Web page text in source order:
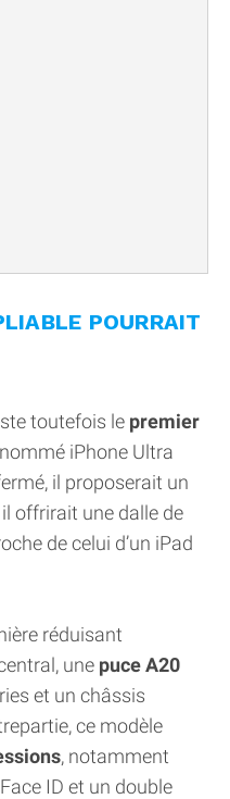
POURRAIT
toutefois le premier
iPhone Ultra
il proposerait un
offrirait une dalle de
de celui d’un iPad
réduisant
une puce A20
et un châssis
ce modèle
, notamment
ID et un double